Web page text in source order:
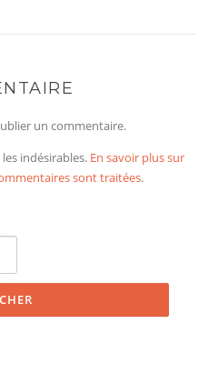
un commentaire.
indésirables. En savoir plus sur
sont traitées.